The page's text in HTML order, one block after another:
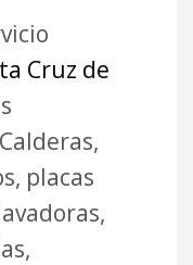
Cruz de
placas